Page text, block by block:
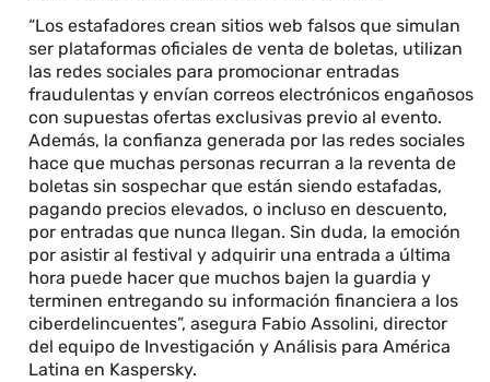
“Los estafadores crean sitios web falsos que simulan
ser plataformas oficiales de venta de boletas, utilizan
las redes sociales para promocionar entradas
fraudulentas y envían correos electrónicos engañosos
con supuestas ofertas exclusivas previo al evento.
Además, la confianza generada por las redes sociales
hace que muchas personas recurran a la reventa de
boletas sin sospechar que están siendo estafadas,
pagando precios elevados, o incluso en descuento,
por entradas que nunca llegan. Sin duda, la emoción
por asistir al festival y adquirir una entrada a última
hora puede hacer que muchos bajen la guardia y
terminen entregando su información financiera a los
ciberdelincuentes”, asegura Fabio Assolini, director
del equipo de Investigación y Análisis para América
Latina en Kaspersky.